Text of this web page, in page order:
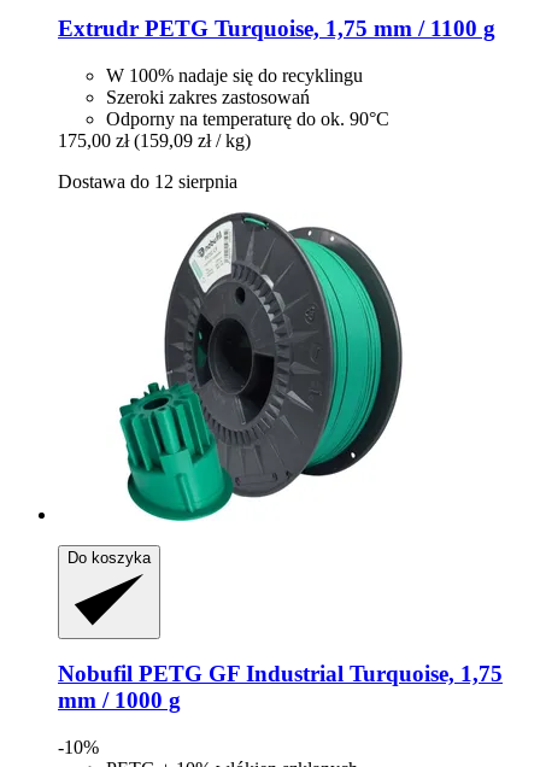
Extrudr PETG Turquoise, 1,75 mm / 1100 g
W 100% nadaje się do recyklingu
Szeroki zakres zastosowań
Odporny na temperaturę do ok. 90°C
175,00 zł (159,09 zł / kg)
Dostawa do 12 sierpnia
Do koszyka
Nobufil PETG GF Industrial Turquoise, 1,75
mm / 1000 g
-10%